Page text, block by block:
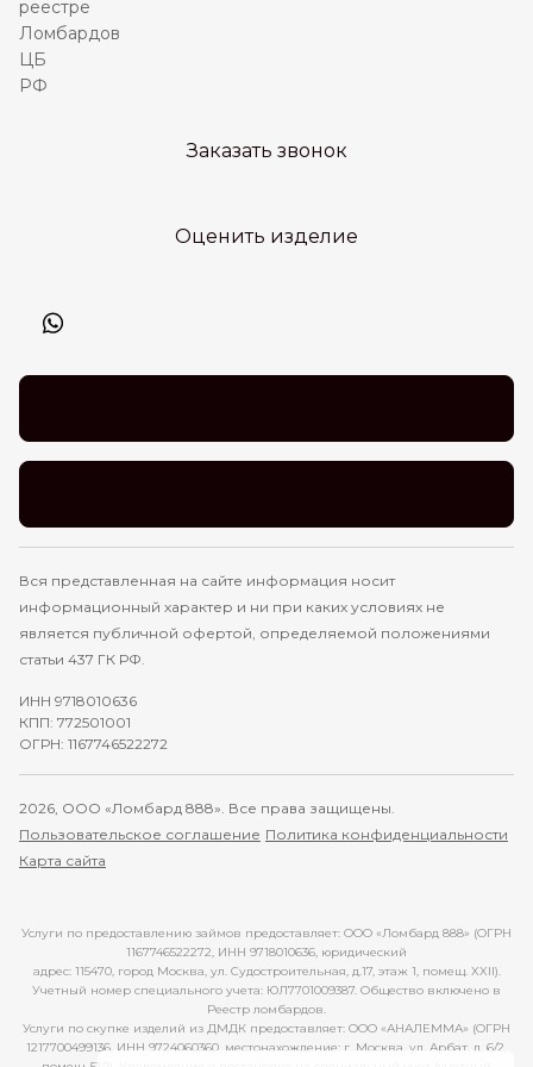
Заказать звонок
Оценить изделие
Вся представленная на сайте информация носит
информационный характер и ни при каких условиях не
является публичной офертой, определяемой положениями
статьи 437 ГК РФ.
ИНН 9718010636
КПП: 772501001
ОГРН: 1167746522272
2026, ООО «Ломбард 888». Все права защищены.
Пользовательское соглашение Политика конфиденциальности
Карта сайта
Услуги по предоставлению займов предоставляет: ООО «Ломбард 888» (ОГРН
1167746522272, ИНН 9718010636, юридический
адрес: 115470, город Москва, ул. Судостроительная, д.17, этаж 1, помещ. XXII).
Учетный номер специального учета: ЮЛ7701009387. Общество включено в
Реестр ломбардов.
Услуги по скупке изделий из ДМДК предоставляет: ООО «АНАЛЕММА» (ОГРН
1217700499136, ИНН 9724060360, местонахождение: г. Москва, ул. Арбат, д. 6/2,